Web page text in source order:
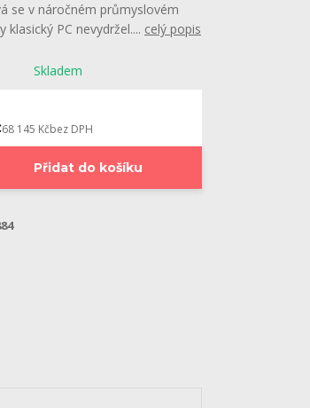
se v náročném průmyslovém
klasický PC nevydržel.... celý popis
Skladem
68 145 Kčbez DPH
Přidat do košíku